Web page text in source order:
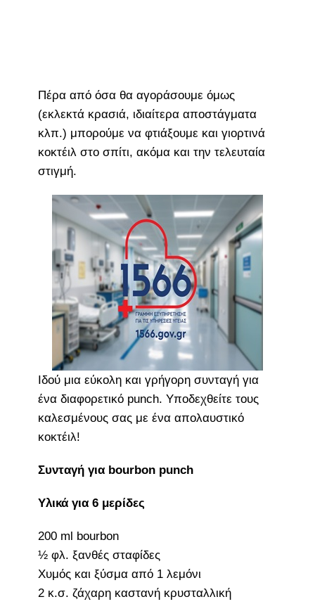
Πέρα από όσα θα αγοράσουμε όμως
(εκλεκτά κρασιά, ιδιαίτερα αποστάγματα
κλπ.) μπορούμε να φτιάξουμε και γιορτινά
κοκτέιλ στο σπίτι, ακόμα και την τελευταία
στιγμή.
Ιδού μια εύκολη και γρήγορη συνταγή για
ένα διαφορετικό punch. Υποδεχθείτε τους
καλεσμένους σας με ένα απολαυστικό
κοκτέιλ!
Συνταγή για bourbon punch
Υλικά για 6 μερίδες
200 ml bourbon
½ φλ. ξανθές σταφίδες
Χυμός και ξύσμα από 1 λεμόνι
2 κ.σ. ζάχαρη καστανή κρυσταλλική